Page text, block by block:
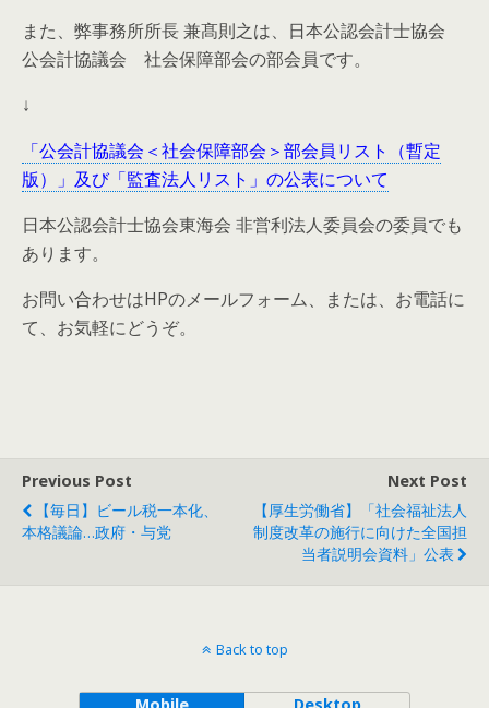
また、弊事務所所長 兼髙則之は、日本公認会計士協会
公会計協議会 社会保障部会の部会員です。
↓
「公会計協議会＜社会保障部会＞部会員リスト（暫定
版）」及び「監査法人リスト」の公表について
日本公認会計士協会東海会 非営利法人委員会の委員でも
あります。
お問い合わせはHPのメールフォーム、または、お電話に
て、お気軽にどうぞ。
Previous Post
【毎日】ビール税一本化、
本格議論…政府・与党
Next Post
【厚生労働省】「社会福祉法人
制度改革の施行に向けた全国担
当者説明会資料」公表
Back to top